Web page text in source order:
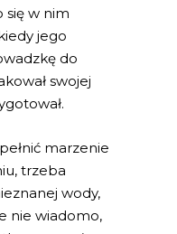
się w nim
jego
do
swojej
marzenie
trzeba
wody,
nie wiadomo,